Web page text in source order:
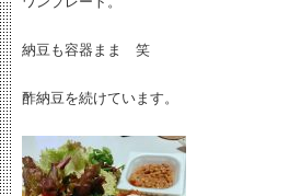
納豆も容器まま 笑
酢納豆を続けています。